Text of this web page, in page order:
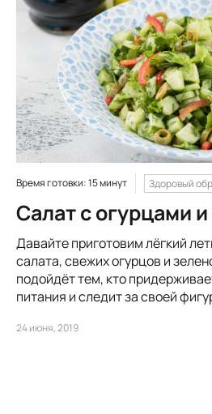
Время готовки: 15 минут Здоровый
Салат с огурцами
Давайте приготовим лёгкий
салата, свежих огурцов и
подойдёт тем, кто
питания и следит за своей
24 июня, 2019